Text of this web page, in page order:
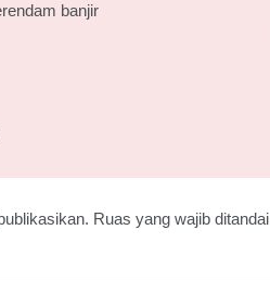
banjir
Ruas yang wajib ditandai